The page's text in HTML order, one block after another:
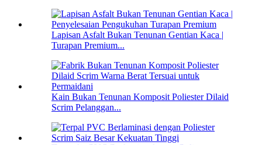
Lapisan Asfalt Bukan Tenunan Gentian Kaca |
Turapan Premium...
Kain Bukan Tenunan Komposit Poliester Dilaid
Scrim Pelanggan...